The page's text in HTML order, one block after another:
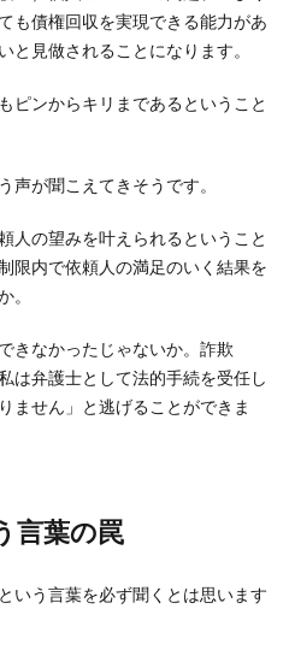
も債権回収を実現できる能力があ
と見做されることになります。
ピンからキリまであるということ
声が聞こえてきそうです。
人の望みを叶えられるということ
限内で依頼人の満足のいく結果を
。
きなかったじゃないか。詐欺
は弁護士として法的手続を受任し
ません」と逃げることができま
言葉の罠
という言葉を必ず聞くとは思います